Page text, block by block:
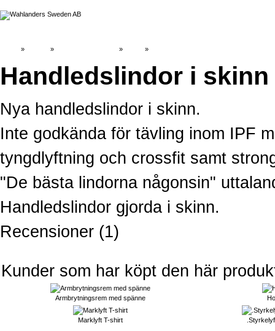
» » » »
Handledslindor i skinn
Nya handledslindor i skinn.
Inte godkända för tävling inom IPF
tyngdlyftning och crossfit samt
"De bästa lindorna någonsin"
Handledslindor gjorda i skinn.
Recensioner (1)
Kunder som har köpt den här
Armbrytningsrem med spänne
Marklyft T-shirt